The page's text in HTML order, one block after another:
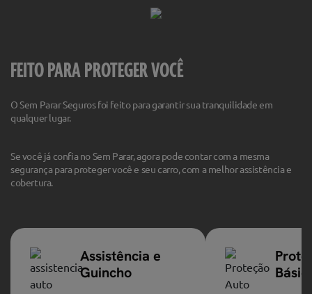
FEITO PARA PROTEGER VOCÊ
O Sem Parar Seguros foi feito para garantir sua tranquilidade em
qualquer lugar.
Se você já confia no Sem Parar, agora pode contar com a mesma
segurança para proteger você e seu carro, com a melhor assistência e
cobertura.
Assistência e
Guincho